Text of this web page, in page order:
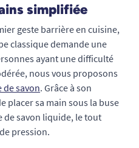
simplifiée
geste barrière en cuisine,
classique demande une
ayant une difficulté
nous vous proposons
savon. Grâce à son
placer sa main sous la buse
savon liquide, le tout
pression.